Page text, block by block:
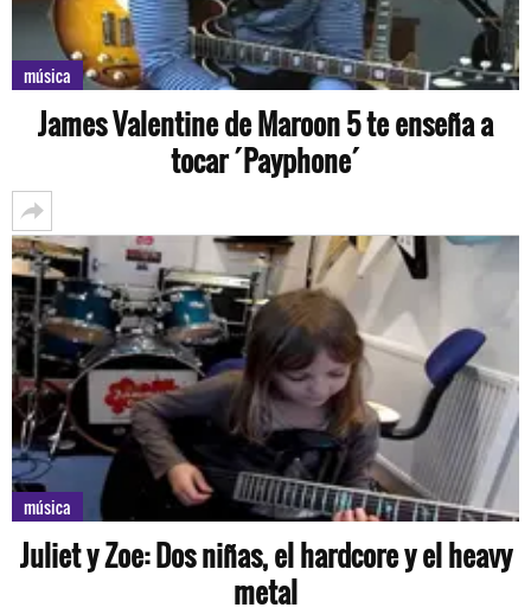
música
James Valentine de Maroon 5 te enseña a
tocar ´Payphone´
música
Juliet y Zoe: Dos niñas, el hardcore y el heavy
metal